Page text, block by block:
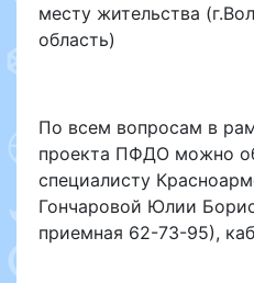
месту жительства
область)
По всем вопросам в
проекта ПФДО можно
специалисту
Гончаровой Юлии
приемная 62-73-95),